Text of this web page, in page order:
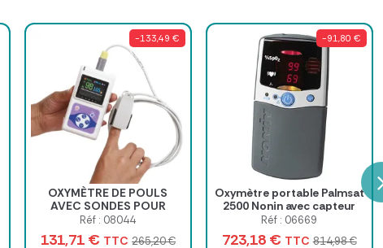
-133,49 €
OXYMÈTRE DE POULS
AVEC SONDES POUR
ADULTES ÉCRAN LCD
CONTEC - sonde adulte
Réf : 08044
131,71 € TTC 265,20 €
-91,80 €
Oxymètre portable Palmsat
2500 Nonin avec capteur
adulte
Réf : 06669
723,18 € TTC 814,98 €